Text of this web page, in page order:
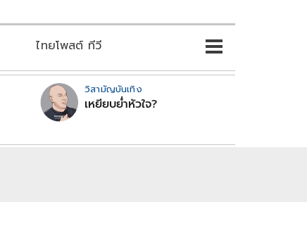
ไทยโพสต์ ทีวี
วิสามัญบันเทิง
เหยียบย่ำหัวใจ?